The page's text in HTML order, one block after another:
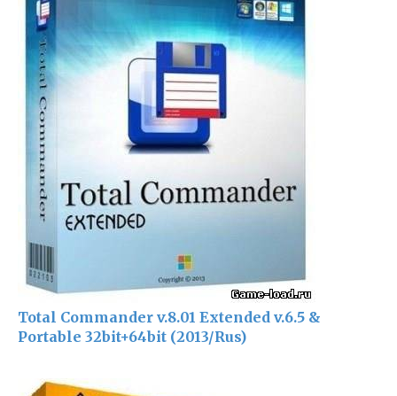
Total Commander v.8.01 Extended v.6.5 &
Portable 32bit+64bit (2013/Rus)